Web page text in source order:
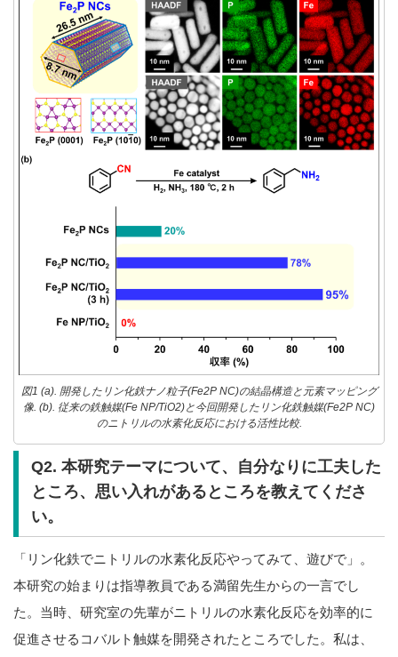
図1 (a). 開発したリン化鉄ナノ粒子(Fe2P NC)の結晶構造と元素マッピング
像. (b). 従来の鉄触媒(Fe NP/TiO2)と今回開発したリン化鉄触媒(Fe2P NC)
のニトリルの水素化反応における活性比較.
Q2. 本研究テーマについて、自分なりに工夫した
ところ、思い入れがあるところを教えてくださ
い。
「リン化鉄でニトリルの水素化反応やってみて、遊びで」。
本研究の始まりは指導教員である満留先生からの一言でし
た。当時、研究室の先輩がニトリルの水素化反応を効率的に
促進させるコバルト触媒を開発されたところでした。私は、